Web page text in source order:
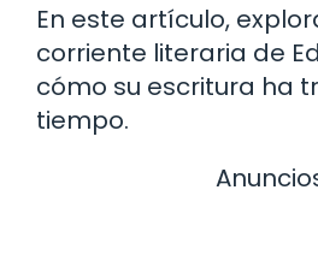
En este artículo,
corriente literaria de
cómo su escritura ha
tiempo.